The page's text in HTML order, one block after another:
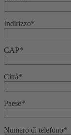
Indirizzo*
CAP*
Città*
Paese*
Numero di telefono*